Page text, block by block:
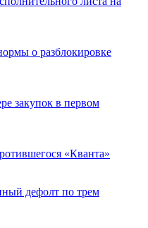
о разблокировке
закупок в первом
«Кванта»
дефолт по трем